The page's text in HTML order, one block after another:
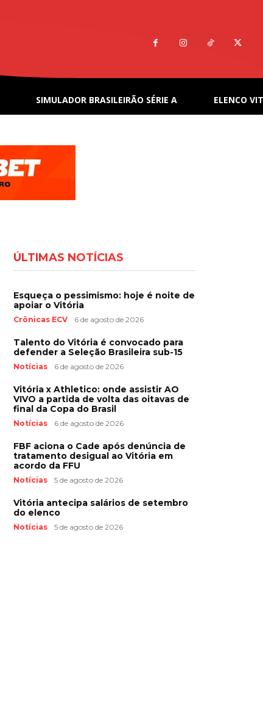
SIMULADOR BRASILEIRÃO SÉRIE A ELENCO
ÚLTIMAS NOTÍCIAS
Esqueça o pessimismo: hoje é noite de
apoiar o Vitória
Crônicas ECV 6 de agosto de 2026
Talento do Vitória é convocado para
defender a Seleção Brasileira sub-15
Notícias 6 de agosto de 2026
Vitória x Athletico: onde assistir AO
VIVO a partida de volta das oitavas de
final da Copa do Brasil
Notícias 6 de agosto de 2026
FBF aciona o Cade após denúncia de
tratamento desigual ao Vitória em
acordo da FFU
Notícias 5 de agosto de 2026
Vitória antecipa salários de setembro
do elenco
Notícias 5 de agosto de 2026